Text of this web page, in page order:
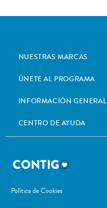
NUESTRAS MARCAS
ÚNETE AL PROGRAMA
INFORMACIÓN GENERAL
CENTRO DE AYUDA
Política de Cookies